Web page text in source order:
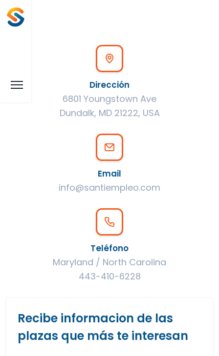
Dirección
6801 Youngstown Ave
Dundalk, MD 21222, USA
Email
info@santiempleo.com
Teléfono
Maryland / North Carolina
443-410-6228
Recibe informacion de las
plazas que más te interesan